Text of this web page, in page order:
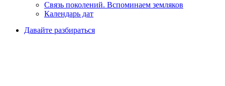
Связь поколений. Вспоминаем земляков
Календарь дат
Давайте разбираться